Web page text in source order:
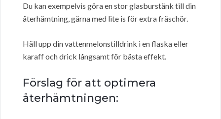
Du kan exempelvis göra en stor glasburstänk till din
återhämtning, gärna med lite is för extra fräschör.
Häll upp din vattenmelonstilldrink i en flaska eller
karaff och drick långsamt för bästa effekt.
Förslag för att optimera
återhämtningen: